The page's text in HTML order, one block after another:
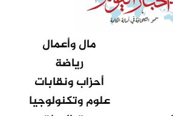
مال وأعمال
رياضة
أحزاب ونقابات
علوم وتكنولوجيا